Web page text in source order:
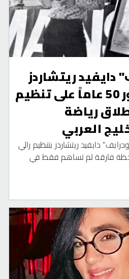
دايفيد ريتشاردز
يحيي ذكرى مرور 50 عاماً على تنظيم
رياضة
العربي
دايفيد ريتشاردز بتنظيم رالي
وهي لحظة فارقة لم تساهم فقط في
وثقافية ساهمت في الوصول
الأوسط لجوائز كبرى في الفورمولا 1، سباقات جي تي عالمية،